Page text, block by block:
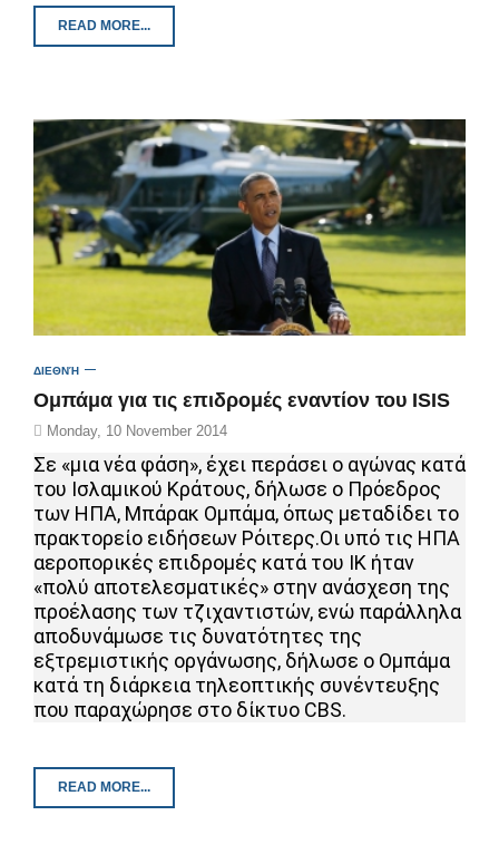
READ MORE...
ΔΙΕΘΝΉ
Ομπάμα για τις επιδρομές εναντίον του ISIS
Monday, 10 November 2014
Σε «μια νέα φάση», έχει περάσει ο αγώνας κατά
του Ισλαμικού Κράτους, δήλωσε ο Πρόεδρος
των ΗΠΑ, Μπάρακ Ομπάμα, όπως μεταδίδει το
πρακτορείο ειδήσεων Ρόιτερς.Οι υπό τις ΗΠΑ
αεροπορικές επιδρομές κατά του ΙΚ ήταν
«πολύ αποτελεσματικές» στην ανάσχεση της
προέλασης των τζιχαντιστών, ενώ παράλληλα
αποδυνάμωσε τις δυνατότητες της
εξτρεμιστικής οργάνωσης, δήλωσε ο Ομπάμα
κατά τη διάρκεια τηλεοπτικής συνέντευξης
που παραχώρησε στο δίκτυο CBS.
READ MORE...